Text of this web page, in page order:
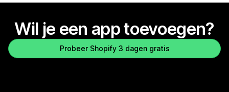
Wil je een app toevoegen?
Probeer Shopify 3 dagen gratis